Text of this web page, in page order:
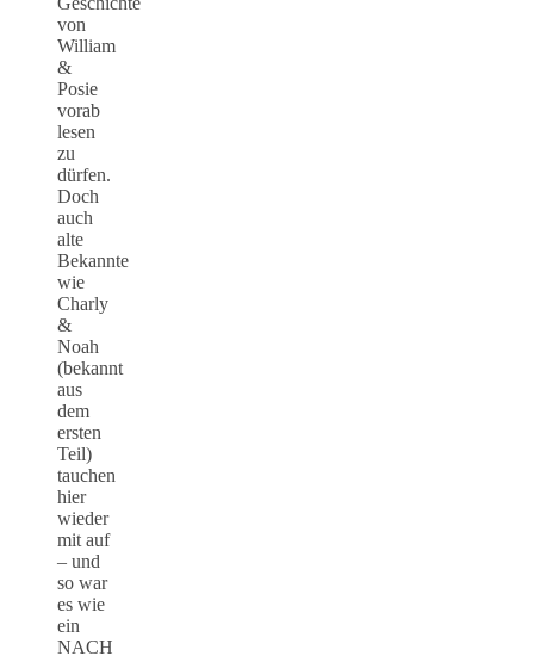
von
William
&
Posie
vorab
lesen
zu
dürfen.
Doch
auch
alte
Bekannte
wie
Charly
&
Noah
(bekannt
aus
dem
ersten
Teil)
tauchen
hier
wieder
mit auf
– und
so war
es wie
ein
NACH